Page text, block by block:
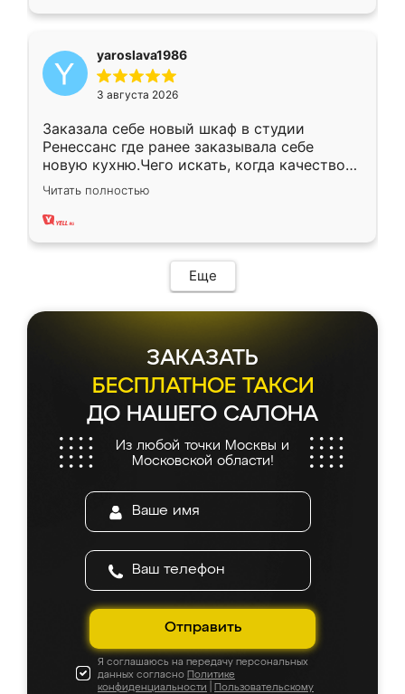
yaroslava1986
3 августа 2026
Заказала себе новый шкаф в студии
Ренессанс где ранее заказывала себе
новую кухню.Чего искать, когда качеством
вполне довольна. Служит кухня уже почти
два года, нареканий нет.
Читать полностью
Еще
ЗАКАЗАТЬ
БЕСПЛАТНОЕ ТАКСИ
ДО НАШЕГО САЛОНА
Из любой точки Москвы и
Московской области!
Отправить
Я соглашаюсь на передачу персональных
данных согласно Политике
конфиденциальности
Пользовательскому